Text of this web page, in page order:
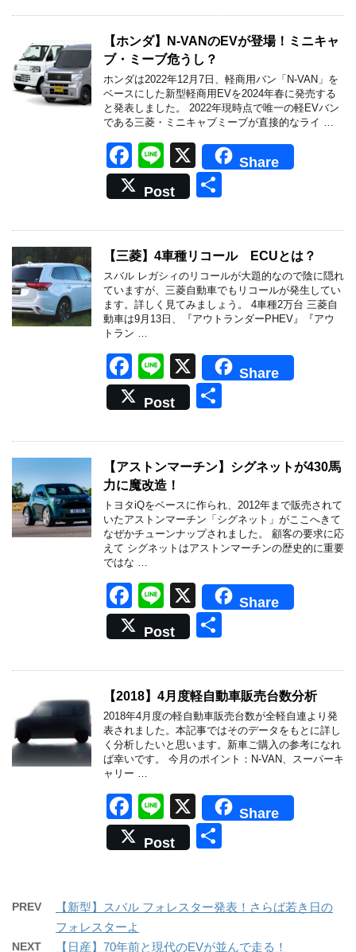
e
b
o
o
k
【ホンダ】N-VANのEVが登場！ミニキャ
ブ・ミーブ危うし？
ホンダは2022年12月7日、軽商用バン「N-VAN」を
ベースにした新型軽商用EVを2024年春に発売する
と発表しました。 2022年現時点で唯一の軽EVバン
である三菱・ミニキャブミーブが直接的なライ …
F
a
c
e
b
o
o
k
Li
n
e
X
Share
Post
【三菱】4車種リコール ECUとは？
スバル レガシィのリコールが大題的なので陰に隠れ
ていますが、三菱自動車でもリコールが発生してい
ます。詳しく見てみましょう。 4車種2万台 三菱自
動車は9月13日、『アウトランダーPHEV』『アウ
トラン …
F
a
c
e
b
o
o
k
Li
n
e
X
Share
Post
【アストンマーチン】シグネットが430馬
力に魔改造！
トヨタiQをベースに作られ、2012年まで販売されて
いたアストンマーチン「シグネット」がここへきて
なぜかチューンナップされました。 顧客の要求に応
えて シグネットはアストンマーチンの歴史的に重要
ではな …
F
a
c
e
b
o
o
k
Li
n
e
X
Share
Post
【2018】4月度軽自動車販売台数分析
2018年4月度の軽自動車販売台数が全軽自連より発
表されました。本記事ではそのデータをもとに詳し
く分析したいと思います。新車ご購入の参考になれ
ば幸いです。 今月のポイント：N-VAN、スーパーキ
ャリー …
F
a
c
b
o
Li
n
e
X
Share
Post
PREV
【新型】スバル フォレスター発表！さらば若き日の
フォレスターよ
NEXT 【日産】70年前と現代のEVが並んで走る！